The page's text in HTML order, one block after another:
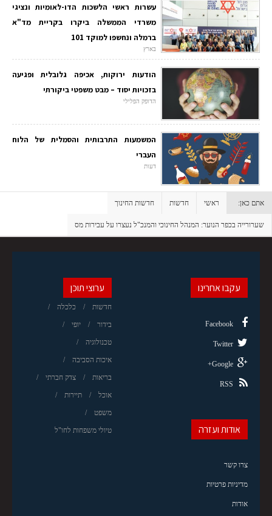
עשרות ראשי הלשכות הדו-לאומיות ונציגי
משרדי הממשלה ביקרו בקריית מד"א
ברמלה ונחשפו למוקד 101
בארץ
הודעות ירוקות, אכיפה גלובלית ופגיעה
בזכויות יסוד – מבט משפטי ביקורתי
הדופק הפלילי
המשמעות התרבותית והסמלית של הלוח
העברי
דעות
אתם כאן: ראשי חדשות חדשות החינוך
שערורייה בכפר הנוער: המנהל החינוכי והמנכ"ל נעצרו על עבירות מס
ערוצי תוכן
חדשות כלכלה
בידור יופי
טכנולוגיה
איכות הסביבה
בריאות צדק חברתי
אוכל תיירות
משפט
טיולי משפחות לחו"ל
עקבו אחרינו
Facebook
Twitter
Google+
RSS
אודות ועזרה
צרו קשר
מדיניות פרטיות
אודות